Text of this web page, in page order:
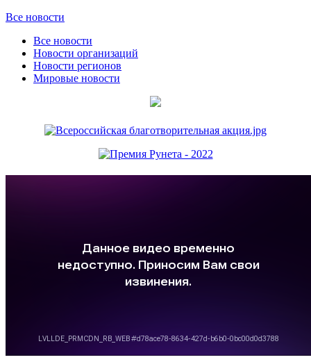
Все новости
Все новости
Новости организаций
Новости регионов
Мировые новости